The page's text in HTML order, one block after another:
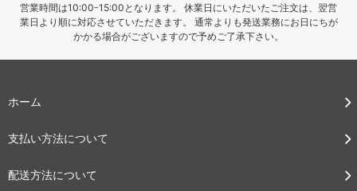
営業時間は10:00-15:00となります。 休業日にいただいたご注文は、翌営
業日より順に対応させていただきます。 通常よりも発送業務にお日にちが
かかる場合がございますので予めご了承下さい。
ホーム
支払い方法について
配送方法について